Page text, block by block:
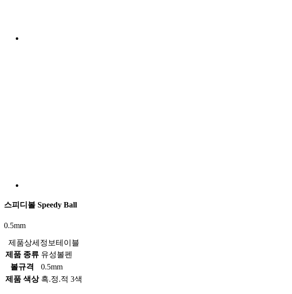
스피디볼 Speedy Ball
0.5mm
제품상세정보테이블
제품 종류 유성볼펜
볼규격
0.5mm
제품 색상 흑.정.적 3색